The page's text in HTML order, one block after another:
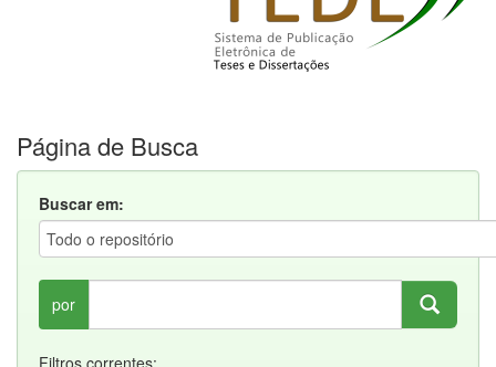
Página de Busca
Buscar em:
por
Filtros correntes: